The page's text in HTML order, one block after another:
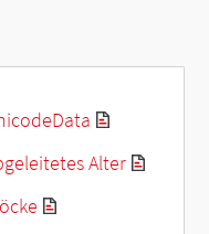
Alter